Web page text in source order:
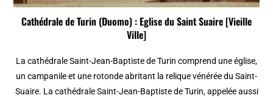
Cathédrale de Turin (Duomo) : Eglise du Saint Suaire [Vieille
Ville]
La cathédrale Saint-Jean-Baptiste de Turin comprend une église,
un campanile et une rotonde abritant la relique vénérée du Saint-
Suaire. La cathédrale Saint-Jean-Baptiste de Turin, appelée aussi